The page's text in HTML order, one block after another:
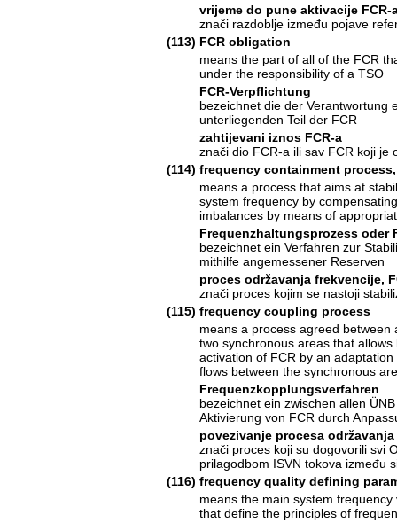
vrijeme do pune aktivacije FCR-
znači razdoblje između pojave
(113) FCR obligation
means the part of all of the FCR
under the responsibility of a TSO
FCR-Verpflichtung
bezeichnet die der Verantwortung
unterliegenden Teil der FCR
zahtijevani iznos FCR-a
znači dio FCR-a ili sav FCR koji je
(114) frequency containment process,
means a process that aims at
system frequency by compensating
imbalances by means of
Frequenzhaltungsprozess oder
bezeichnet ein Verfahren zur
mithilfe angemessener Reserven
proces održavanja frekvencije,
znači proces kojim se nastoji
(115) frequency coupling process
means a process agreed between
two synchronous areas that allows
activation of FCR by an adaptation
flows between the synchronous
Frequenzkopplungsverfahren
bezeichnet ein zwischen allen
Aktivierung von FCR durch
povezivanje procesa
znači proces koji su dogovorili svi
prilagodbom ISVN tokova između
(116) frequency quality defining
means the main system frequency
that define the principles of